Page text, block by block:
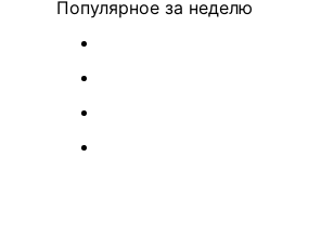
Популярное за неделю